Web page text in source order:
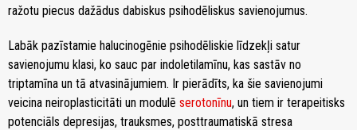
ražotu piecus dažādus dabiskus psihodēliskus savienojumus.
Labāk pazīstamie halucinogēnie psihodēliskie līdzekļi satur
savienojumu klasi, ko sauc par indoletilamīnu, kas sastāv no
triptamīna un tā atvasinājumiem. Ir pierādīts, ka šie savienojumi
veicina neiroplasticitāti un modulē serotonīnu, un tiem ir terapeitisks
potenciāls depresijas, trauksmes, posttraumatiskā stresa